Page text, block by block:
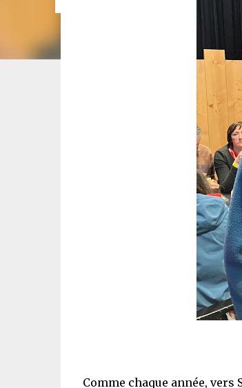
Comme chaque année, vers